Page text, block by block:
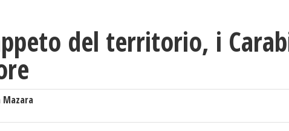
del territorio, i
Mazara